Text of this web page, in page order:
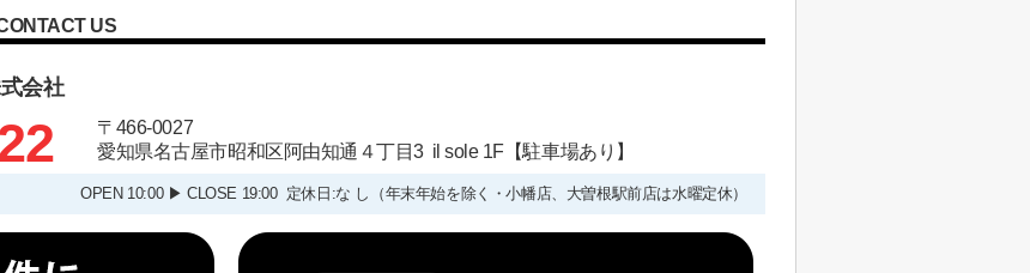
US
会社
〒466-0027
愛知県名古屋市昭和区阿由知通４丁目3 il sole 1F【駐車場あり】
OPEN 10:00 ▶ CLOSE 19:00 定休日:な し（年末年始を除く・小幡店、大曽根駅前店は水曜定休）